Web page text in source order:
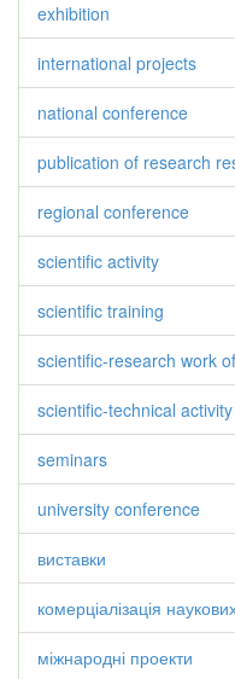
exhibition
international projects
national conference
publication of research
regional conference
scientific activity
scientific training
scientific-research work
scientific-technical activity
seminars
university conference
виставки
комерціалізація
міжнародні проекти